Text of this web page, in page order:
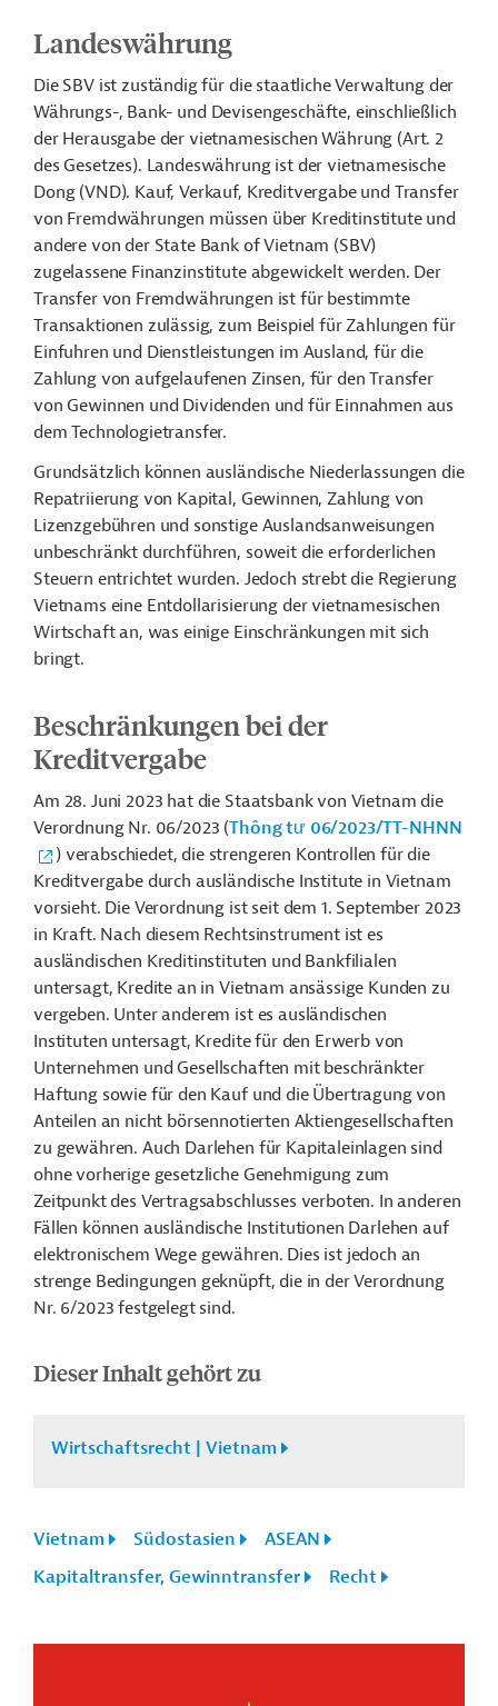
Landeswährung
Die SBV ist zuständig für die staatliche Verwaltung der
Währungs-, Bank- und Devisengeschäfte, einschließlich
der Herausgabe der vietnamesischen Währung (Art. 2
des Gesetzes). Landeswährung ist der vietnamesische
Dong (VND). Kauf, Verkauf, Kreditvergabe und Transfer
von Fremdwährungen müssen über Kreditinstitute und
andere von der State Bank of Vietnam (SBV)
zugelassene Finanzinstitute abgewickelt werden. Der
Transfer von Fremdwährungen ist für bestimmte
Transaktionen zulässig, zum Beispiel für Zahlungen für
Einfuhren und Dienstleistungen im Ausland, für die
Zahlung von aufgelaufenen Zinsen, für den Transfer
von Gewinnen und Dividenden und für Einnahmen aus
dem Technologietransfer.
Grundsätzlich können ausländische Niederlassungen die
Repatriierung von Kapital, Gewinnen, Zahlung von
Lizenzgebühren und sonstige Auslandsanweisungen
unbeschränkt durchführen, soweit die erforderlichen
Steuern entrichtet wurden. Jedoch strebt die Regierung
Vietnams eine Entdollarisierung der vietnamesischen
Wirtschaft an, was einige Einschränkungen mit sich
bringt.
Beschränkungen bei der
Kreditvergabe
Am 28. Juni 2023 hat die Staatsbank von Vietnam die
Verordnung Nr. 06/2023 (Thông tư 06/2023/TT-NHNN
) verabschiedet, die strengeren Kontrollen für die
Kreditvergabe durch ausländische Institute in Vietnam
vorsieht. Die Verordnung ist seit dem 1. September 2023
in Kraft. Nach diesem Rechtsinstrument ist es
ausländischen Kreditinstituten und Bankfilialen
untersagt, Kredite an in Vietnam ansässige Kunden zu
vergeben. Unter anderem ist es ausländischen
Instituten untersagt, Kredite für den Erwerb von
Unternehmen und Gesellschaften mit beschränkter
Haftung sowie für den Kauf und die Übertragung von
Anteilen an nicht börsennotierten Aktiengesellschaften
zu gewähren. Auch Darlehen für Kapitaleinlagen sind
ohne vorherige gesetzliche Genehmigung zum
Zeitpunkt des Vertragsabschlusses verboten. In anderen
Fällen können ausländische Institutionen Darlehen auf
elektronischem Wege gewähren. Dies ist jedoch an
strenge Bedingungen geknüpft, die in der Verordnung
Nr. 6/2023 festgelegt sind.
Dieser Inhalt gehört zu
Wirtschaftsrecht | Vietnam
Vietnam Südostasien
ASEAN
Kapitaltransfer, Gewinntransfer
Recht